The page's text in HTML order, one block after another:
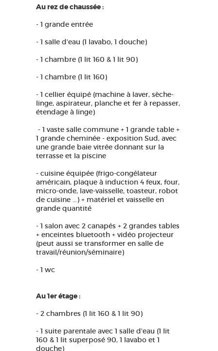
Au rez de chaussée :
- 1 grande entrée
- 1 salle d'eau (1 lavabo, 1 douche)
- 1 chambre (1 lit 160 & 1 lit 90)
- 1 chambre (1 lit 160)
- 1 cellier équipé (machine à laver, sèche-
linge, aspirateur, planche et fer à repasser,
étendage à linge)
- 1 vaste salle commune + 1 grande table +
1 grande cheminée - exposition Sud, avec
une grande baie vitrée donnant sur la
terrasse et la piscine
- cuisine équipée (frigo-congélateur
américain, plaque à induction 4 feux, four,
micro-onde, lave-vaisselle, toasteur, robot
de cuisine ...) + matériel et vaisselle en
grande quantité
- 1 salon avec 2 canapés + 2 grandes tables
+ enceintes bluetooth + vidéo projecteur
(peut aussi se transformer en salle de
travail/réunion/séminaire)
- 1 wc
Au 1er étage :
- 2 chambres (1 lit 160 & 1 lit 90)
- 1 suite parentale avec 1 salle d'eau (1 lit
160 & 1 lit superposé 90, 1 lavabo et 1
douche)